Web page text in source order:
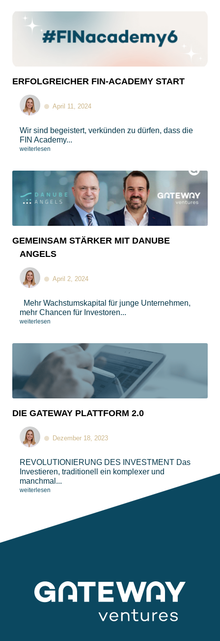
ERFOLGREICHER FIN-ACADEMY START
April 11, 2024
Wir sind begeistert, verkünden zu dürfen, dass die
FIN Academy...
weiterlesen
GEMEINSAM STÄRKER MIT DANUBE
ANGELS
April 2, 2024
Mehr Wachstumskapital für junge Unternehmen,
mehr Chancen für Investoren...
weiterlesen
DIE GATEWAY PLATTFORM 2.0
Dezember 18, 2023
REVOLUTIONIERUNG DES INVESTMENT​​ Das
Investieren, traditionell ein komplexer und
manchmal...
weiterlesen